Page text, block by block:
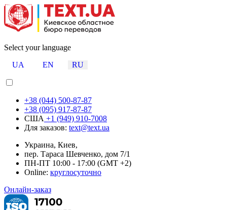
Select your language
UA
EN RU
+38 (044) 500-87-87
+38 (095) 917-87-87
США +1 (949) 910-7008
Для заказов: text@text.ua
Украина, Киев,
пер. Тараса Шевченко, дом 7/1
ПН-ПТ 10:00 - 17:00 (GMT +2)
Online: круглосуточно
Онлайн-заказ